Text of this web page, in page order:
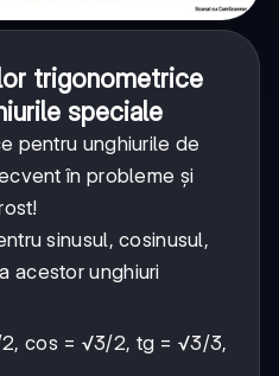
trigonometrice
speciale
pentru unghiurile de
în probleme și
sinusul, cosinusul,
acestor unghiuri
2, cos = √3/2, tg = √3/3,